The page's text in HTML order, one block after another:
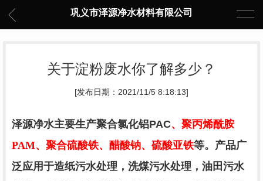
巩义市泽源净水材料有限公司
关于淀粉废水你了解多少？
[发布日期：2021/11/5 8:18:13]
泽源净水主要生产聚合氯化铝PAC、聚丙烯酰胺
PAM、聚合硫酸铁、醋酸钠、硫酸亚铁等。产品广
泛应用于造纸污水处理，洗煤污水处理，油田污水